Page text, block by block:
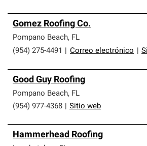
Gomez Roofing Co.
Pompano Beach, FL
(954) 275-4491
Correo electrónico
Good Guy Roofing
Pompano Beach, FL
(954) 977-4368
Sitio web
Hammerhead Roofing